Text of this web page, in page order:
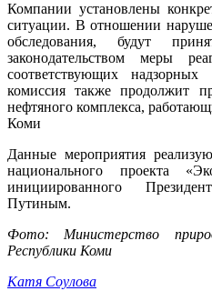
Компании установлены
ситуации. В отношении
обследования, будут
законодательством меры
соответствующих надзорных
комиссия также продолжит
нефтяного комплекса,
Коми
Данные мероприятия
национального проекта
инициированного
Путиным.
Фото: Министерство
Республики Коми
Катя Соулова